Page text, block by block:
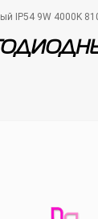
IP54 9W 4000K